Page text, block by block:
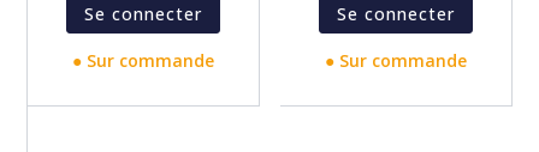
Se connecter
● Sur commande
Se connecter
● Sur commande